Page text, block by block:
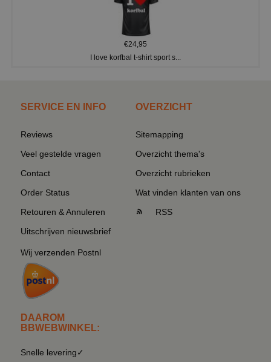
€24,95
I love korfbal t-shirt sport s...
SERVICE EN INFO
Reviews
Veel gestelde vragen
Contact
Order Status
Retouren & Annuleren
Uitschrijven nieuwsbrief
Wij verzenden Postnl
DAAROM
BBWEBWINKEL:
Snelle levering✓
OVERZICHT
Sitemapping
Overzicht thema's
Overzicht rubrieken
Wat vinden klanten van ons
RSS